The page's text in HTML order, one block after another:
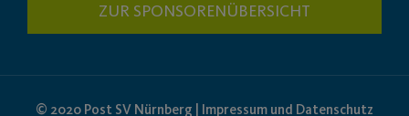
ZUR SPONSORENÜBERSICHT
© 2020 Post SV Nürnberg | Impressum und Datenschutz